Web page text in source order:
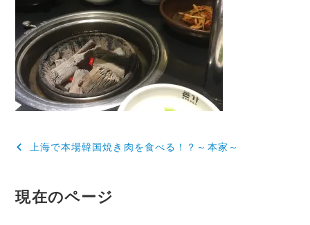
投
ナ
上海で本場韓国焼き肉を食べる！？～本家～
現在のページ